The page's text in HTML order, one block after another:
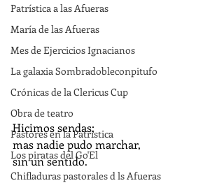
Patrística a las Afueras
María de las Afueras
Mes de Ejercicios Ignacianos
La galaxia Sombradobleconpitufo
Crónicas de la Clericus Cup
Obra de teatro
Pastores en la Patrística
Los piratas del Go'El
Chifladuras pastorales d ls Afueras
Hicimos sendas;
mas nadie pudo marchar,
sin un sentido.